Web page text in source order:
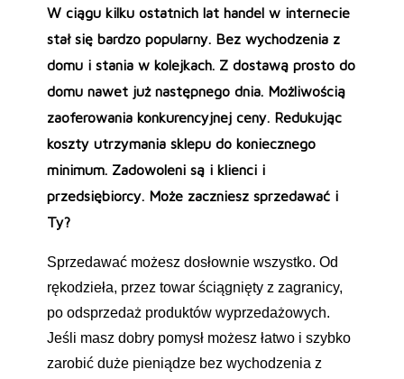
W ciągu kilku ostatnich lat handel w internecie
stał się bardzo popularny. Bez wychodzenia z
domu i stania w kolejkach. Z dostawą prosto do
domu nawet już następnego dnia. Możliwością
zaoferowania konkurencyjnej ceny. Redukując
koszty utrzymania sklepu do koniecznego
minimum. Zadowoleni są i klienci i
przedsiębiorcy. Może zaczniesz sprzedawać i
Ty?
Sprzedawać możesz dosłownie wszystko. Od
rękodzieła, przez towar ściągnięty z zagranicy,
po odsprzedaż produktów wyprzedażowych.
Jeśli masz dobry pomysł możesz łatwo i szybko
zarobić duże pieniądze bez wychodzenia z